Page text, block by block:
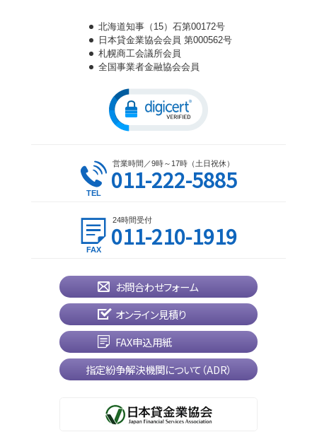
北海道知事（15）石第00172号
日本貸金業協会会員 第000562号
札幌商工会議所会員
全国事業者金融協会会員
営業時間／9時～17時（土日祝休）
011-222-5885
24時間受付
011-210-1919
お問合わせフォーム
オンライン見積り
FAX申込用紙
指定紛争解決機関について（ADR）